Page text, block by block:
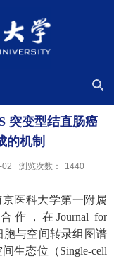
突变型结直肠癌
的机制
02 浏览次数： 1440
医科大学第一附属
作，在Journal for
胞与空间转录组图谱
生态位（Single-cell